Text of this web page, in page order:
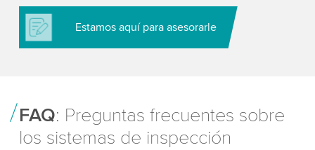
Estamos aquí para asesorarle
FAQ: Preguntas frecuentes sobre
los sistemas de inspección